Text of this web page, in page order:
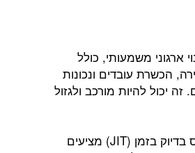
ארגוני משמעותי, כולל
הכשרת עובדים ונכונות
יכול להיות מורכב ולגזול
לסיכום, ניהול 'רזה' וגיוס בדיוק בזמן (JIT) מציעים